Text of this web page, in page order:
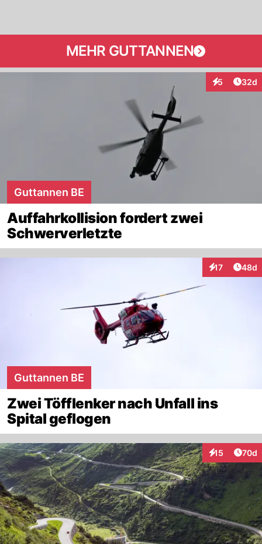
MEHR GUTTANNEN
5
Interaktionen
32d
Guttannen BE
Auffahrkollision fordert zwei
Schwerverletzte
17
Interaktionen
48d
Guttannen BE
Zwei Töfflenker nach Unfall ins
Spital geflogen
15
Interaktionen
70d